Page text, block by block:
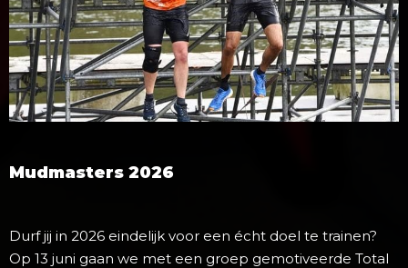
Mudmasters 2026
Durf jij in 2026 eindelijk voor een écht doel te trainen?
Op 13 juni gaan we met een groep gemotiveerde Total